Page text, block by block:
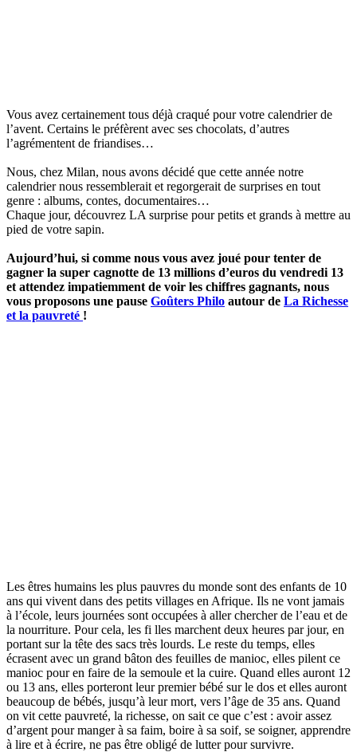
Vous avez certainement tous déjà craqué pour votre calendrier de
l’avent. Certains le préfèrent avec ses chocolats, d’autres
l’agrémentent de friandises…
Nous, chez Milan, nous avons décidé que cette année notre
calendrier nous ressemblerait et regorgerait de surprises en tout
genre : albums, contes, documentaires…
Chaque jour, découvrez LA surprise pour petits et grands à mettre au
pied de votre sapin.
Aujourd’hui, si comme nous vous avez joué pour tenter de
gagner la super cagnotte de 13 millions d’euros du vendredi 13
et attendez impatiemment de voir les chiffres gagnants, nous
vous proposons une pause Goûters Philo autour de La Richesse
et la pauvreté !
Les êtres humains les plus pauvres du monde sont des enfants de 10
ans qui vivent dans des petits villages en Afrique. Ils ne vont jamais
à l’école, leurs journées sont occupées à aller chercher de l’eau et de
la nourriture. Pour cela, les fi lles marchent deux heures par jour, en
portant sur la tête des sacs très lourds. Le reste du temps, elles
écrasent avec un grand bâton des feuilles de manioc, elles pilent ce
manioc pour en faire de la semoule et la cuire. Quand elles auront 12
ou 13 ans, elles porteront leur premier bébé sur le dos et elles auront
beaucoup de bébés, jusqu’à leur mort, vers l’âge de 35 ans. Quand
on vit cette pauvreté, la richesse, on sait ce que c’est : avoir assez
d’argent pour manger à sa faim, boire à sa soif, se soigner, apprendre
à lire et à écrire, ne pas être obligé de lutter pour survivre.